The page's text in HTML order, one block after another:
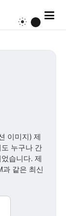
이미지) 제
누구나 간
습니다. 제
과 같은 최신